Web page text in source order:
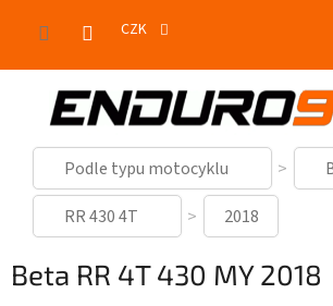
CZK
Podle typu motocyklu
RR 430 4T
2018
Beta RR 4T 430 MY 2018